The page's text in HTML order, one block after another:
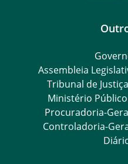
Assembleia
Tribunal de
Ministério
Procuradoria-
Controladoria-